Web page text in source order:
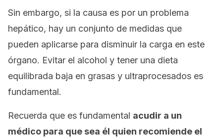
Sin embargo, si la causa es por un problema
hepático, hay un conjunto de medidas que
pueden aplicarse para disminuir la carga en este
órgano. Evitar el alcohol y tener una dieta
equilibrada baja en grasas y ultraprocesados es
fundamental.
Recuerda que es fundamental acudir a un
médico para que sea él quien recomiende el